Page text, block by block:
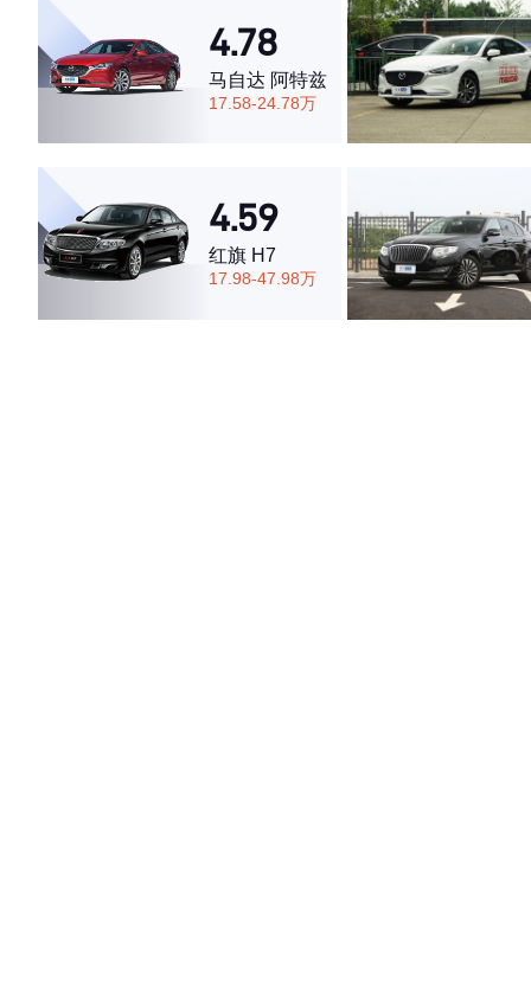
·空间表现较为优秀，优于73%同级车
4.78
马自达 阿特兹
17.58-24.78万
4.59
红旗 H7
17.98-47.98万